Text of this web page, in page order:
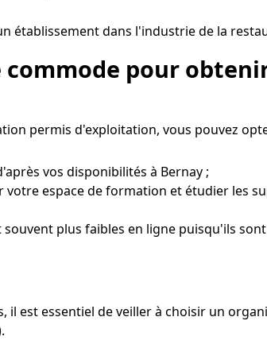
établissement dans l'industrie de la
pour
permis d'exploitation, vous pouvez
vos disponibilités à Bernay ;
espace de formation et étudier les
plus faibles en ligne puisqu'ils
est essentiel de veiller à choisir un